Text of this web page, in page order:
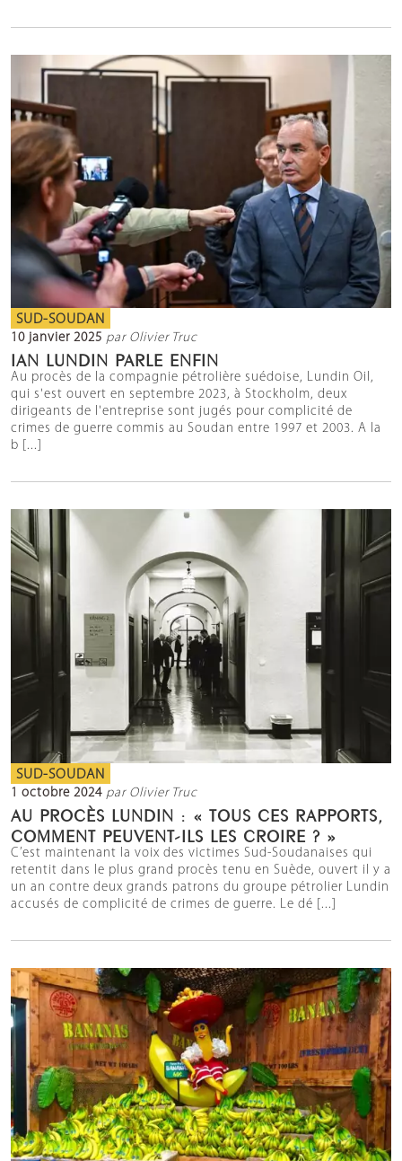
SUD-SOUDAN
10 janvier 2025 par Olivier Truc
IAN LUNDIN PARLE ENFIN
Au procès de la compagnie pétrolière suédoise, Lundin Oil,
qui s'est ouvert en septembre 2023, à Stockholm, deux
dirigeants de l'entreprise sont jugés pour complicité de
crimes de guerre commis au Soudan entre 1997 et 2003. A la
b [...]
SUD-SOUDAN
1 octobre 2024 par Olivier Truc
AU PROCÈS LUNDIN : « TOUS CES RAPPORTS,
COMMENT PEUVENT-ILS LES CROIRE ? »
C’est maintenant la voix des victimes Sud-Soudanaises qui
retentit dans le plus grand procès tenu en Suède, ouvert il y a
un an contre deux grands patrons du groupe pétrolier Lundin
accusés de complicité de crimes de guerre. Le dé [...]